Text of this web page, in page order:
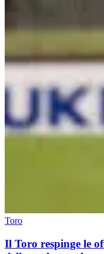
Toro
Il Toro respinge le